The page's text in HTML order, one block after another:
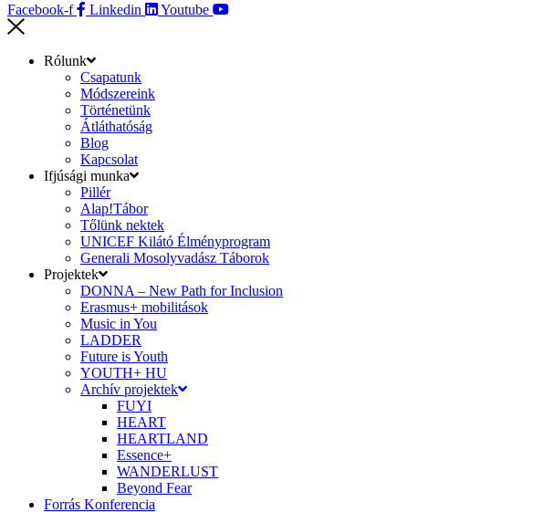
Facebook-f Linkedin Youtube
Rólunk
Csapatunk
Módszereink
Történetünk
Átláthatóság
Blog
Kapcsolat
Ifjúsági munka
Pillér
Alap!Tábor
Tőlünk nektek
UNICEF Kilátó Élményprogram
Generali Mosolyvadász Táborok
Projektek
DONNA – New Path for Inclusion
Erasmus+ mobilitások
Music in You
LADDER
Future is Youth
YOUTH+ HU
Archív projektek
FUYI
HEART
HEARTLAND
Essence+
WANDERLUST
Beyond Fear
Forrás Konferencia